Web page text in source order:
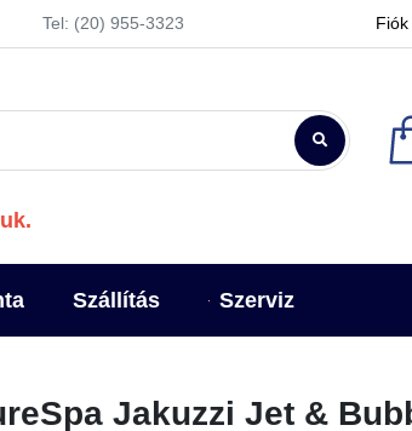
Tel: (20) 955-3323 Fiók
Szállítás Szerviz
Jakuzzi Jet &